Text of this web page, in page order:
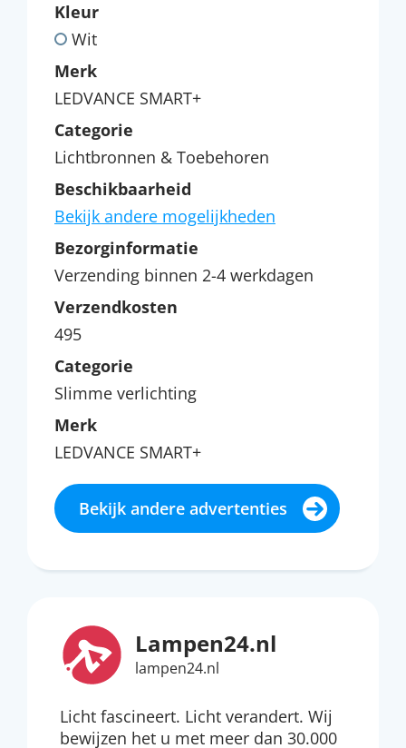
Kleur
Wit
Merk
LEDVANCE SMART+
Categorie
Lichtbronnen & Toebehoren
Beschikbaarheid
Bekijk andere mogelijkheden
Bezorginformatie
Verzending binnen 2-4 werkdagen
Verzendkosten
495
Categorie
Slimme verlichting
Merk
LEDVANCE SMART+
Bekijk andere advertenties
Lampen24.nl
lampen24.nl
Licht fascineert. Licht verandert. Wij
bewijzen het u met meer dan 30.000